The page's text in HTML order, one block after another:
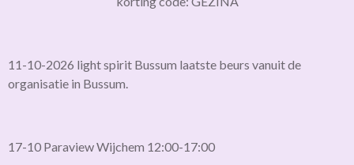
11-10-2026 light spirit Bussum laatste beurs vanuit de
organisatie in Bussum.
17-10 Paraview Wijchem 12:00-17:00